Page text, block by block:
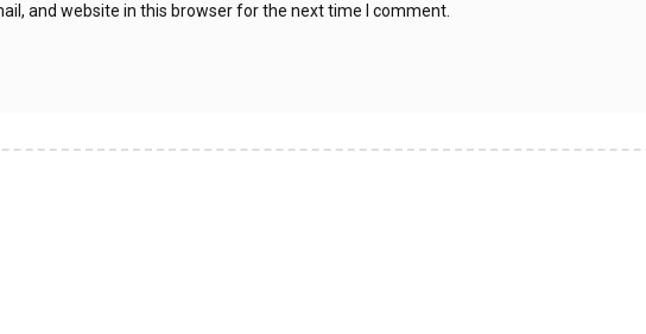
and website in this browser for the next time I comment.